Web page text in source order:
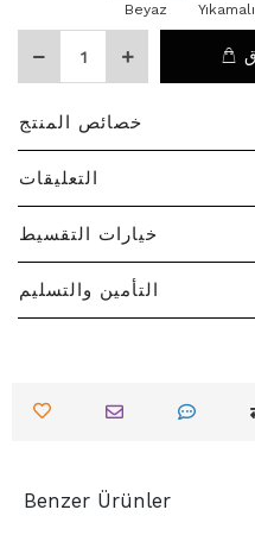
Beyaz
خصائص المنتج
التعليقات
خيارات التقسيط
التأمين والتسليم
Benzer Ürünler